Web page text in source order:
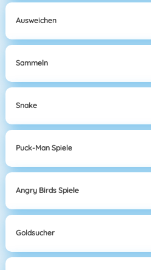
Ausweichen
Sammeln
Snake
Puck-Man Spiele
Angry Birds Spiele
Goldsucher